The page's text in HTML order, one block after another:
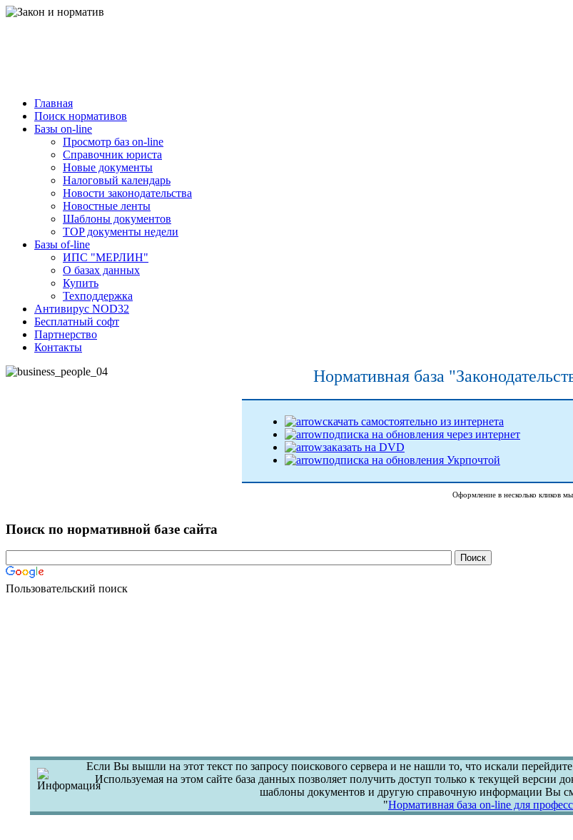
Главная
Поиск нормативов
Базы on-line
Просмотр баз on-line
Справочник юриста
Новые документы
Налоговый календарь
Новости законодательства
Новостные ленты
Шаблоны документов
TOP документы недели
Базы of-line
ИПС "МЕРЛИН"
О базах данных
Купить
Техподдержка
Антивирус NOD32
Бесплатный софт
Партнерство
Контакты
Нормативная база
скачать самостоятельно из интернета
подписка на обновления через интернет
заказать на DVD
подписка на обновления Укрпочтой
Оформление в несколько кликов
Поиск по нормативной базе сайта
Пользовательский поиск
Если Вы вышли на этот текст по запросу поискового сервера и не нашли то, что искали
Используемая на этом сайте база данных позволяет получить доступ только к текущей
шаблоны документов и другую справочную информации Вы
"Нормативная база on-line для